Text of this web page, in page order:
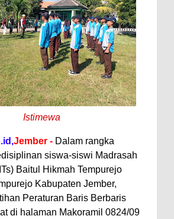
Istimewa
Jember - Dalam rangka
siswa-siswi Madrasah
Baitul Hikmah Tempurejo
Kabupaten Jember,
Peraturan Baris Berbaris
di halaman Makoramil 0824/09